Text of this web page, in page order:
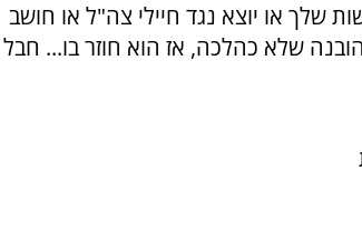
שלך או יוצא נגד חיילי צה"ל או חושב
שלא כהלכה, אז הוא חוזר בו... חבל